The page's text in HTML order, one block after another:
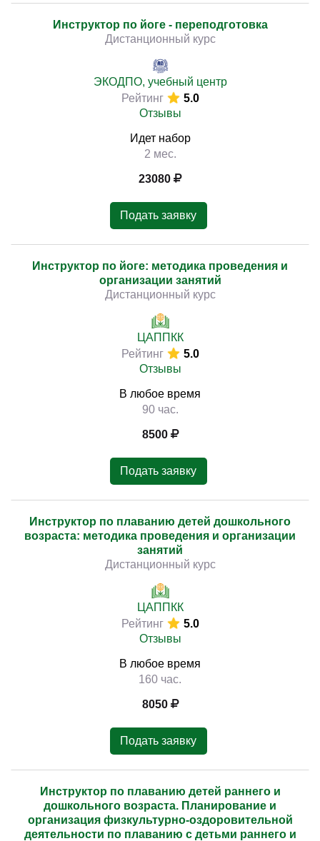
Инструктор по йоге - переподготовка
Дистанционный курс
ЭКОДПО, учебный центр
Рейтинг
5.0
Отзывы
Идет набор
2 мес.
23080
Подать заявку
Инструктор по йоге: методика проведения и
организации занятий
Дистанционный курс
ЦАППКК
Рейтинг
5.0
Отзывы
В любое время
90 час.
8500
Подать заявку
Инструктор по плаванию детей дошкольного
возраста: методика проведения и организации
занятий
Дистанционный курс
ЦАППКК
Рейтинг
5.0
Отзывы
В любое время
160 час.
8050
Подать заявку
Инструктор по плаванию детей раннего и
дошкольного возраста. Планирование и
организация физкультурно-оздоровительной
деятельности по плаванию с детьми раннего и